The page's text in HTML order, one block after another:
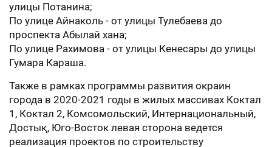
улицы Потанина;
По улице Айнаколь - от улицы Тулебаева до
проспекта Абылай хана;
По улице Рахимова - от улицы Кенесары до улицы
Гумара Караша.
Также в рамках программы развития окраин
города в 2020-2021 годы в жилых массивах Коктал
1, Коктал 2, Комсомольский, Интернациональный,
Достық, Юго-Восток левая сторона ведется
реализация проектов по строительству